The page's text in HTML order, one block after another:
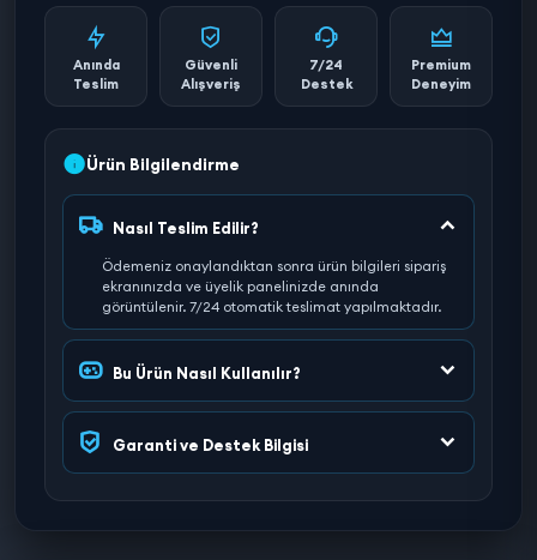
Anında
Teslim
Güvenli
Alışveriş
7/24
Destek
Premium
Deneyim
Ürün Bilgilendirme
Nasıl Teslim Edilir?
Ödemeniz onaylandıktan sonra ürün bilgileri sipariş
ekranınızda ve üyelik panelinizde anında
görüntülenir. 7/24 otomatik teslimat yapılmaktadır.
Bu Ürün Nasıl Kullanılır?
Garanti ve Destek Bilgisi